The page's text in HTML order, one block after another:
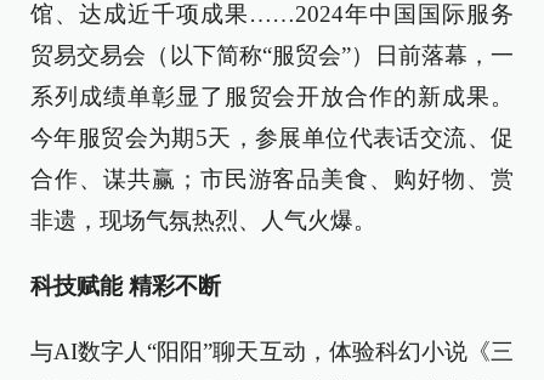
馆、达成近千项成果……2024年中国国际服务
贸易交易会（以下简称“服贸会”）日前落幕，一
系列成绩单彰显了服贸会开放合作的新成果。
今年服贸会为期5天，参展单位代表话交流、促
合作、谋共赢；市民游客品美食、购好物、赏
非遗，现场气氛热烈、人气火爆。
科技赋能 精彩不断
与AI数字人“阳阳”聊天互动，体验科幻小说《三